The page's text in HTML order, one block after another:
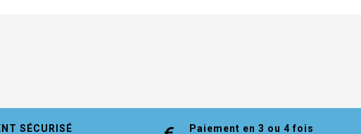
SÉCURISÉ Paiement en 3 ou 4 fois